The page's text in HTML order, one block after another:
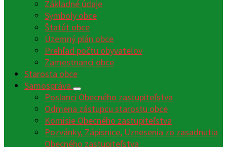
Základné údaje
Symboly obce
Štatút obce
Územný plán obce
Prehľad počtu obyvateľov
Zamestnanci obce
Starosta obce
Samospráva
Poslanci Obecného zastupiteľstva
Odmena zástupcu starostu obce
Komisie Obecného zastupiteľstva
Pozvánky, Zápisnice, Uznesenia zo zasadnutia
Obecného zastupiteľstva